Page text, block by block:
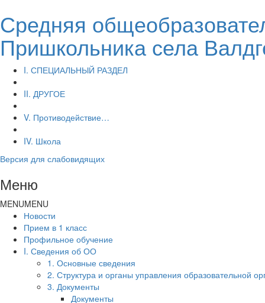
Средняя
Пришкольника села
I. СПЕЦИАЛЬНЫЙ РАЗДЕЛ
II. ДРУГОЕ
V. Противодействие…
IV. Школа
Версия для слабовидящих
Меню
MENUMENU
Новости
Прием в 1 класс
Профильное обучение
I. Сведения об ОО
1. Основные сведения
2. Структура и органы управления образовательной
3. Документы
Документы